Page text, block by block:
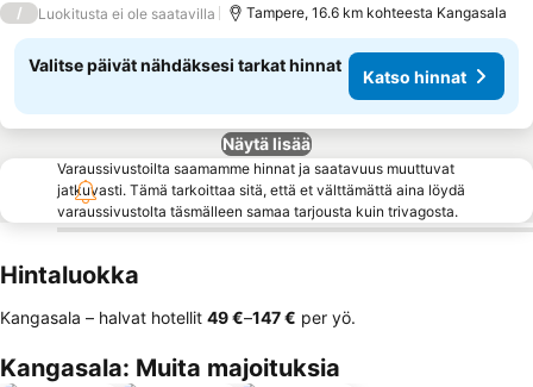
/ Luokitusta ei ole saatavilla Tampere, 16.6 km kohteesta Kangasala
Valitse päivät nähdäksesi tarkat hinnat
Katso hinnat
Näytä lisää
Varaussivustoilta saamamme hinnat ja saatavuus muuttuvat
jatkuvasti. Tämä tarkoittaa sitä, että et välttämättä aina löydä
varaussivustolta täsmälleen samaa tarjousta kuin trivagosta.
Hintaluokka
Kangasala – halvat hotellit ‎49 €–‎147 € per yö.
Kangasala: Muita majoituksia